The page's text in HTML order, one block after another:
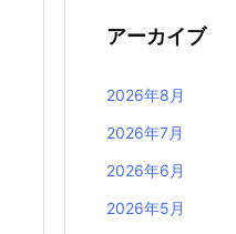
アーカイブ
2026年8月
2026年7月
2026年6月
2026年5月